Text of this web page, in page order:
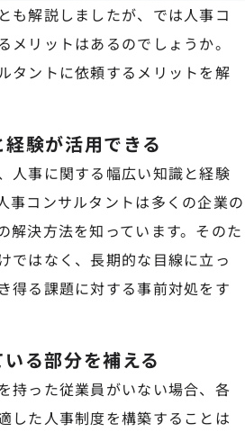
も解説しましたが、では人事コ
メリットはあるのでしょうか。
タントに依頼するメリットを解
験が活用できる
人事に関する幅広い知識と経験
事コンサルタントは多くの企業の
解決方法を知っています。そのた
ではなく、長期的な目線に立っ
得る課題に対する事前対処をす
る部分を補える
持った従業員がいない場合、各
した人事制度を構築することは